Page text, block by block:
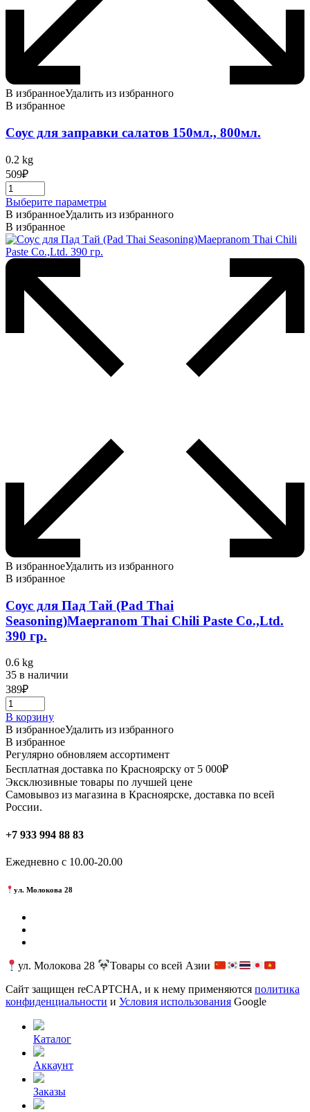
В избранноеУдалить из избранного
В избранное
Соус для заправки салатов 150мл., 800мл.
0.2 kg
509₽
Выберите параметрыЭтот
товар
несколько
В избранноеУдалить из избранного
В избранное
В избранноеУдалить из избранного
В избранное
Соус для Пад Тай (Pad Thai
Seasoning)Maepranom Thai Chili Paste Co.,Ltd.
390 гр.
0.6 kg
35 в наличии
389₽
В корзину
В избранноеУдалить из избранного
В избранное
Регулярно обновляем ассортимент
Бесплатная доставка по Красноярску от 5 000₽
Эксклюзивные товары по лучшей цене
Самовывоз из магазина в Красноярске, доставка по всей
России.
+7 933 994 88 83
Ежедневно с 10.00-20.00
ул. Молокова 28
ул. Молокова 28
Товары со всей Азии
Сайт защищен reCAPTCHA, и к нему применяются политика
конфиденциальности и Условия использования Google
Каталог
Аккаунт
Заказы